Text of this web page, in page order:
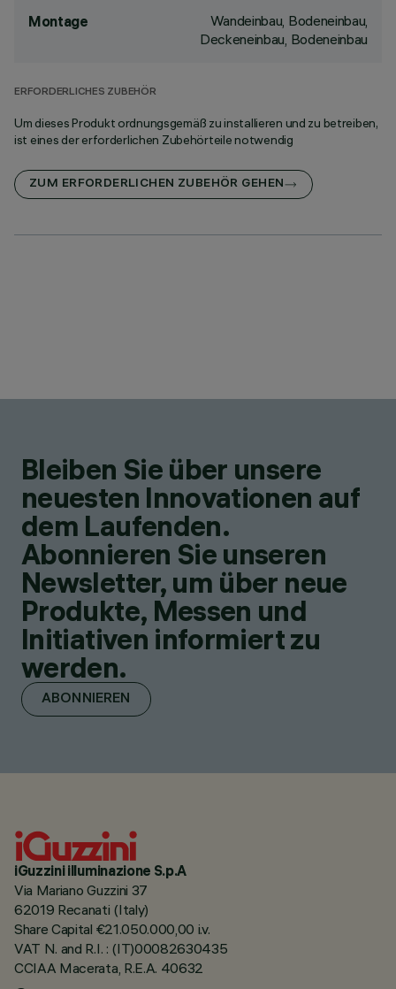
Montage
Wandeinbau, Bodeneinbau,
Deckeneinbau, Bodeneinbau
ERFORDERLICHES ZUBEHÖR
Um dieses Produkt ordnungsgemäß zu installieren und zu betreiben,
ist eines der erforderlichen Zubehörteile notwendig
ZUM ERFORDERLICHEN ZUBEHÖR GEHEN
Bleiben Sie über unsere
neuesten Innovationen auf
dem Laufenden.
Abonnieren Sie unseren
Newsletter, um über neue
Produkte, Messen und
Initiativen informiert zu
werden.
ABONNIEREN
iGuzzini illuminazione S.p.A
Via Mariano Guzzini 37
62019 Recanati (Italy)
Share Capital €21.050.000,00 i.v.
VAT N. and R.I. : (IT)00082630435
CCIAA Macerata, R.E.A. 40632